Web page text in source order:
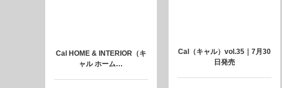
Cal HOME & INTERIOR（キ
ャル ホーム…
Cal（キャル）vol.35｜7月30
日発売